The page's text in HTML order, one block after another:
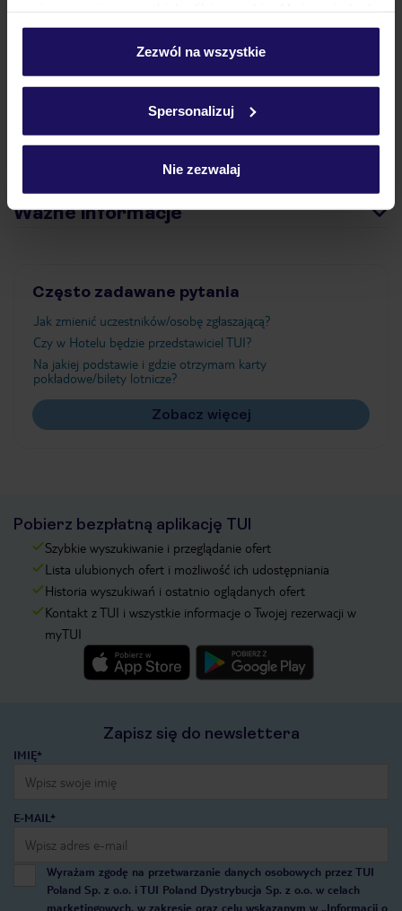
personalizować swój wybór wchodząc w zakładkę
Szczegółowe informacje o plikach cookie znajdziesz
Zezwól na wszystkie
Spersonalizuj
Nie zezwalaj
Wyżywienie
Atrakcje
Ważne informacje
Często zadawane pytania
Jak zmienić uczestników/osobę zgłaszającą?
Czy w Hotelu będzie przedstawiciel TUI?
Na jakiej podstawie i gdzie otrzymam karty
pokładowe/bilety lotnicze?
Zobacz więcej
Pobierz bezpłatną aplikację TUI
Szybkie wyszukiwanie i przeglądanie ofert
Lista ulubionych ofert i możliwość ich udostępniania
Historia wyszukiwań i ostatnio oglądanych ofert
Kontakt z TUI i wszystkie informacje o Twojej rezerwacji w
myTUI
Zapisz się do newslettera
IMIĘ*
E-MAIL*
Wyrażam zgodę na przetwarzanie danych osobowych przez TUI
Poland Sp. z o.o. i TUI Poland Dystrybucja Sp. z o.o. w celach
marketingowych, w zakresie oraz celu wskazanym w „Informacji o